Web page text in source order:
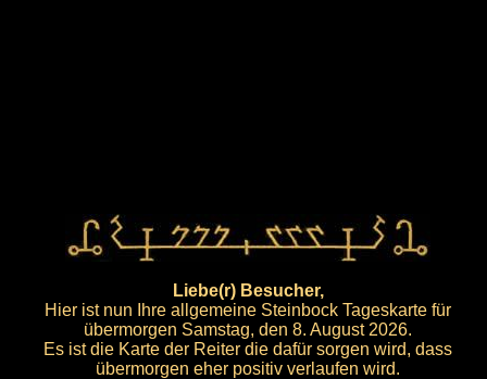
Liebe(r) Besucher,
Hier ist nun Ihre allgemeine Steinbock Tageskarte für
übermorgen Samstag, den 8. August 2026.
Es ist die Karte der Reiter die dafür sorgen wird, dass
übermorgen eher positiv verlaufen wird.